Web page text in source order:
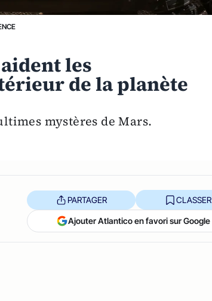
les
de la planète
mystères de Mars.
PARTAGER CLASSER
Ajouter Atlantico en favori sur Google